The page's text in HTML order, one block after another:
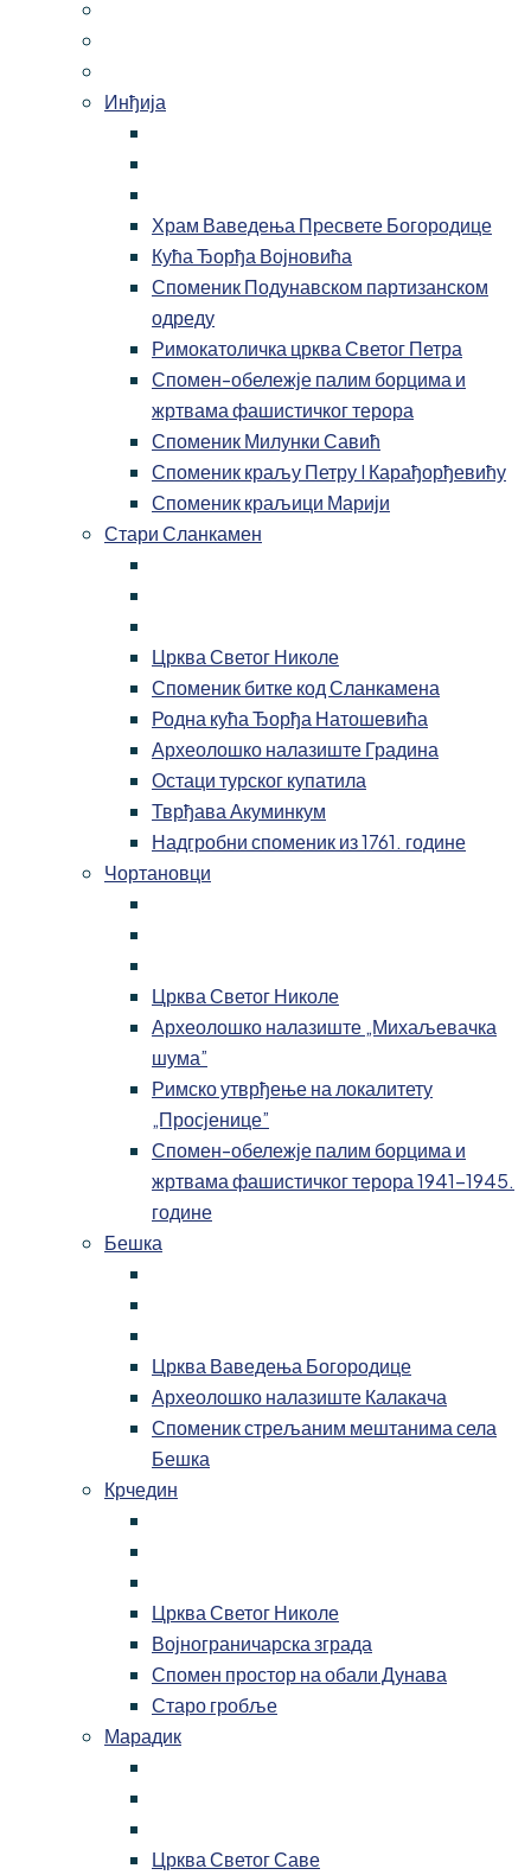
Инђија
Храм Ваведења Пресвете Богородице
Кућа Ђорђа Војновића
Споменик Подунавском партизанском
одреду
Римокатоличка црква Светог Петра
Спомен-обележје палим борцима и
жртвама фашистичког терора
Споменик Милунки Савић
Споменик краљу Петру I Карађорђевићу
Споменик краљици Марији
Стари Сланкамен
Црква Светог Николе
Споменик битке код Сланкамена
Родна кућа Ђорђа Натошевића
Археолошко налазиште Градина
Остаци турског купатила
Тврђава Акуминкум
Надгробни споменик из 1761. године
Чортановци
Црква Светог Николе
Археолошко налазиште „Михаљевачка
шума”
Римско утврђење на локалитету
„Просјенице”
Спомен-обележје палим борцима и
жртвама фашистичког терора 1941-1945.
године
Бешка
Црква Ваведења Богородице
Археолошко налазиште Калакача
Споменик стрељаним мештанима села
Бешка
Крчедин
Црква Светог Николе
Војнограничарска зграда
Спомен простор на обали Дунава
Старо гробље
Марадик
Црква Светог Саве